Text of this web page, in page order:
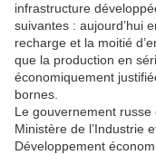
infrastructure
suivantes : aujourd’hui
recharge et la moitié
que la production en
économiquement
bornes.
Le gouvernement
Ministère de l’Industrie
Développement